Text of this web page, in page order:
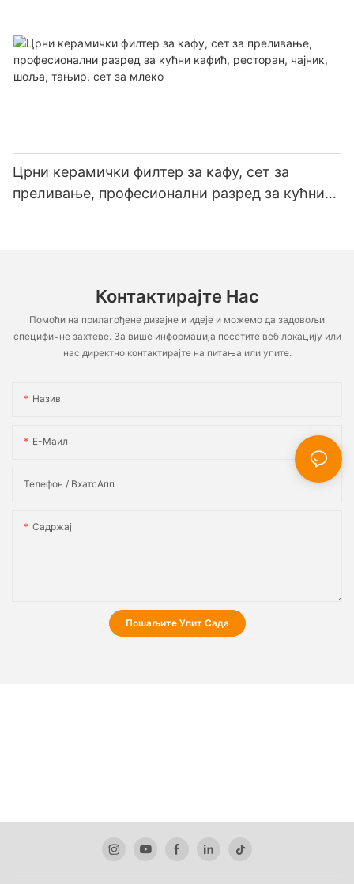
Црни керамички филтер за кафу, сет за
преливање, професионални разред за кућни
Контактирајте Нас
Помоћи на прилагођене дизајне и идеје и можемо да задовољи
специфичне захтеве. За више информација посетите веб локацију или
нас директно контактирајте на питања или упите.
Назив
Е-Маил
Телефон / ВхатсАпп
Садржај
Пошаљите Упит Сада